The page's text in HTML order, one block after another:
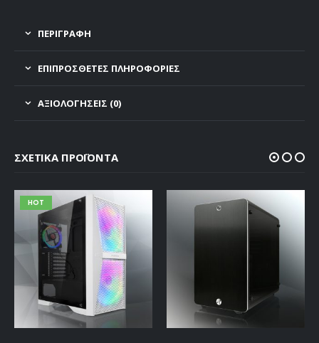
ΠΕΡΙΓΡΑΦΗ
ΕΠΙΠΡΌΣΘΕΤΕΣ ΠΛΗΡΟΦΟΡΊΕΣ
ΑΞΙΟΛΟΓΉΣΕΙΣ (0)
ΣΧΕΤΙΚΆ ΠΡΟΪΌΝΤΑ
HOT